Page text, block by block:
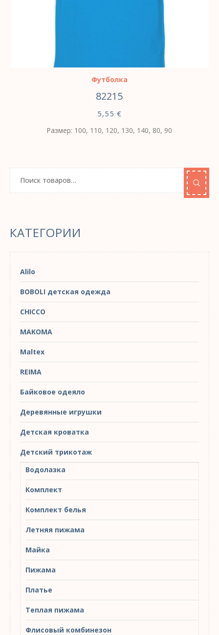
ВЫБЕРИТЕ ПАРАМЕТРЫ
Футболка
82215
5,55 €
Размер: 100, 110, 120, 130, 140, 80, 90
КАТЕГОРИИ
Alilo
BOBOLI детская одежда
CHICCO
MAKOMA
Maltex
REIMA
Байковое одеяло
Деревянные игрушки
Детская кроватка
Детский трикотаж
Водолазка
Комплект
Комплект белья
Летняя пижама
Майка
Пижама
Платье
Теплая пижама
Флисовый комбинезон